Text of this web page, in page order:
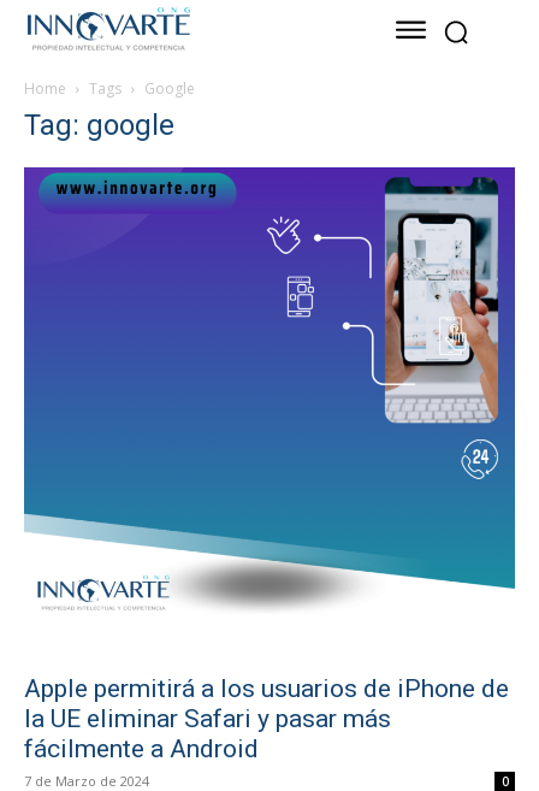
Home Tags Google
Tag: google
Apple permitirá a los usuarios de iPhone de
la UE eliminar Safari y pasar más
fácilmente a Android
7 de Marzo de 2024 0